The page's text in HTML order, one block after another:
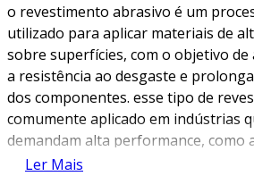
o revestimento abrasivo é um
utilizado para aplicar materiais de
sobre superfícies, com o objetivo
a resistência ao desgaste e
dos componentes. esse tipo de
comumente aplicado em indústrias
demandam alta performance, como
metalúrgica, a de petróleo, e a
Ler Mais